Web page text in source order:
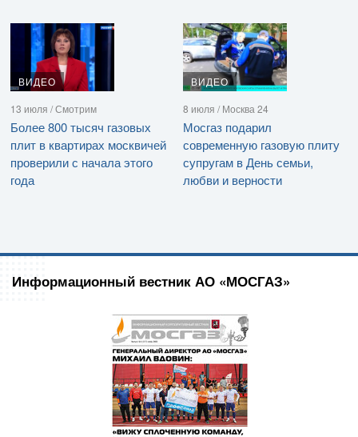
ВИДЕО
13 июля / Смотрим
Более 800 тысяч газовых
плит в квартирах москвичей
проверили с начала этого
года
ВИДЕО
8 июля / Москва 24
Мосгаз подарил
современную газовую плиту
супругам в День семьи,
любви и верности
Информационный вестник АО «МОСГАЗ»